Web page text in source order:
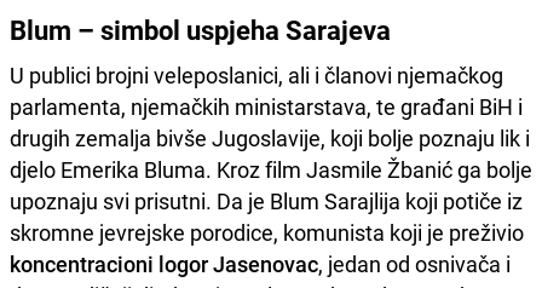
Blum – simbol uspjeha Sarajeva
U publici brojni veleposlanici, ali i članovi njemačkog
parlamenta, njemačkih ministarstava, te građani BiH i
drugih zemalja bivše Jugoslavije, koji bolje poznaju lik i
djelo Emerika Bluma. Kroz film Jasmile Žbanić ga bolje
upoznaju svi prisutni. Da je Blum Sarajlija koji potiče iz
skromne jevrejske porodice, komunista koji je preživio
koncentracioni logor Jasenovac, jedan od osnivača i